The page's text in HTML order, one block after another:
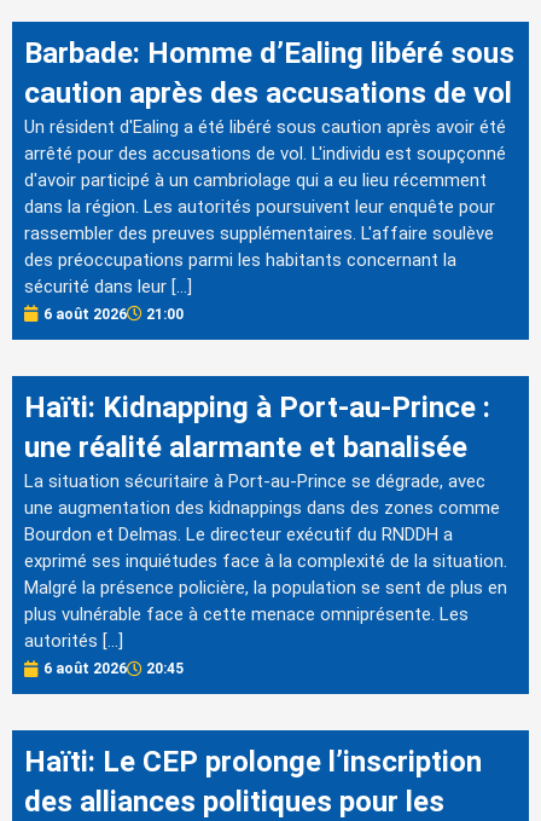
Barbade: Homme d’Ealing libéré sous
caution après des accusations de vol
Un résident d'Ealing a été libéré sous caution après avoir été
arrêté pour des accusations de vol. L'individu est soupçonné
d'avoir participé à un cambriolage qui a eu lieu récemment
dans la région. Les autorités poursuivent leur enquête pour
rassembler des preuves supplémentaires. L'affaire soulève
des préoccupations parmi les habitants concernant la
sécurité dans leur […]
6 août 2026 21:00
Haïti: Kidnapping à Port-au-Prince :
une réalité alarmante et banalisée
La situation sécuritaire à Port-au-Prince se dégrade, avec
une augmentation des kidnappings dans des zones comme
Bourdon et Delmas. Le directeur exécutif du RNDDH a
exprimé ses inquiétudes face à la complexité de la situation.
Malgré la présence policière, la population se sent de plus en
plus vulnérable face à cette menace omniprésente. Les
autorités […]
6 août 2026 20:45
Haïti: Le CEP prolonge l’inscription
des alliances politiques pour les